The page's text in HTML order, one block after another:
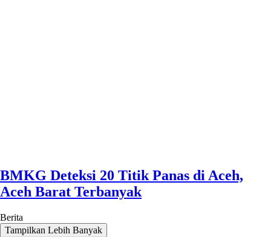
BMKG Deteksi 20 Titik Panas di Aceh,
Aceh Barat Terbanyak
Berita
Tampilkan Lebih Banyak